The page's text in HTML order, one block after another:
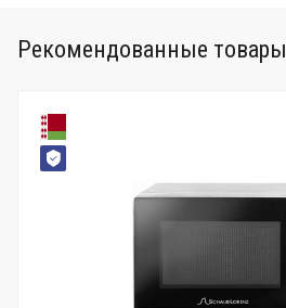
Рекомендованные товары